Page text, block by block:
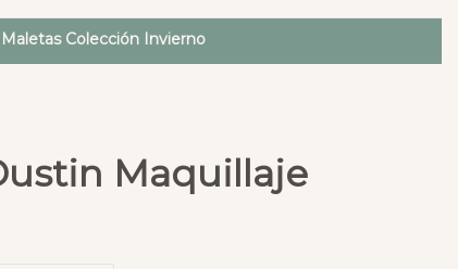
Maletas Colección Invierno
Maquillaje